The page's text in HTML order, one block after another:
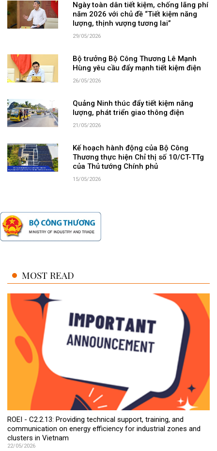
Ngày toàn dân tiết kiệm, chống lãng phí
năm 2026 với chủ đề “Tiết kiệm năng
lượng, thịnh vượng tương lai”
29/05/2026
Bộ trưởng Bộ Công Thương Lê Mạnh
Hùng yêu cầu đẩy mạnh tiết kiệm điện
26/05/2026
Quảng Ninh thúc đẩy tiết kiệm năng
lượng, phát triển giao thông điện
21/05/2026
Kế hoạch hành động của Bộ Công
Thương thực hiện Chỉ thị số 10/CT-TTg
của Thủ tướng Chính phủ
15/05/2026
MOST READ
ROEI - C2.2.13: Providing technical support, training, and
communication on energy efficiency for industrial zones and
clusters in Vietnam
22/05/2026